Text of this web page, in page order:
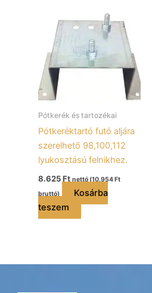
Pótkerék és tartozékai
Pótkeréktartó futó aljára
szerelhető 98,100,112
lyukosztású felnikhez.
8.625Ft nettó (10.954 Ft
bruttó)
Kosárba
teszem